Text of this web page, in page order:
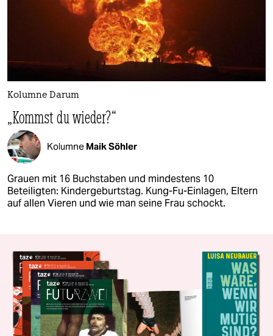
Kolumne Darum
„Kommst du wieder?“
Kolumne Maik Söhler
Grauen mit 16 Buchstaben und mindestens 10
Beteiligten: Kindergeburtstag. Kung-Fu-Einlagen, Eltern
auf allen Vieren und wie man seine Frau schockt.